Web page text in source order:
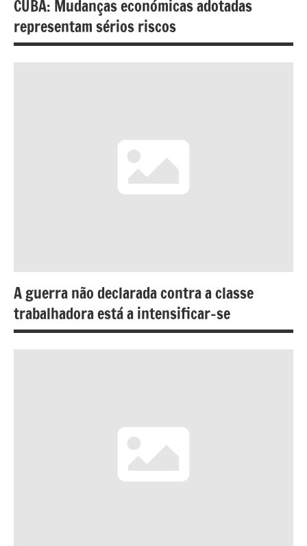
CUBA: Mudanças económicas adotadas
representam sérios riscos
A guerra não declarada contra a classe
trabalhadora está a intensificar-se